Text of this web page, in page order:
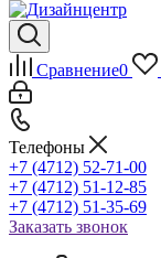
Сравнение0
Телефоны
+7 (4712) 52-71-00
+7 (4712) 51-12-85
+7 (4712) 51-35-69
Заказать звонок